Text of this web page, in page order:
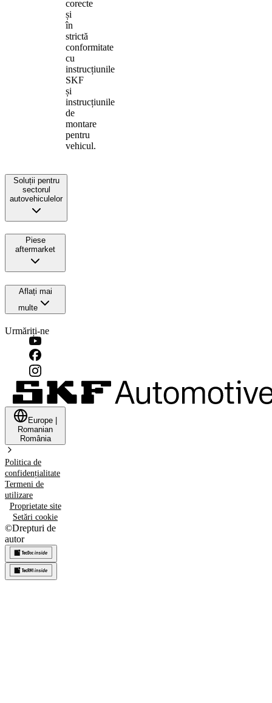
corecte
și
în
strictă
conformitate
cu
instrucțiunile
SKF
și
instrucțiunile
de
montare
pentru
vehicul.
Soluții pentru
sectorul
autovehiculelor
Piese
aftermarket
Aflați mai
multe
Urmăriți-ne
Europe
Romanian
România
Politica de
confidențialitate
Termeni de
utilizare
Proprietate site
Setări cookie
©Drepturi de
autor